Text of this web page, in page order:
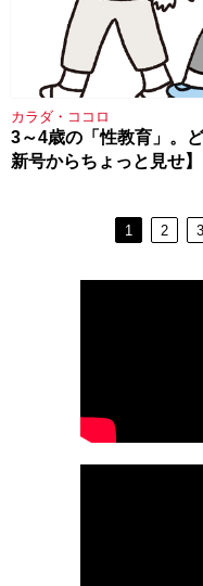
カラダ・ココロ
3～4歳の「性教育」。
新号からちょっと見せ】
1 2 3